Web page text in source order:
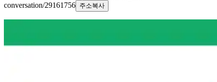
conversation/29161756 주소복사